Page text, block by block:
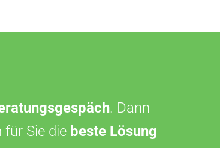
. Dann
Sie die beste Lösung